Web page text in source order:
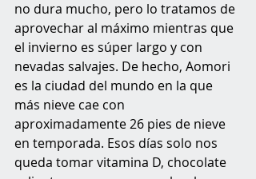
no dura mucho, pero lo tratamos de
aprovechar al máximo mientras que
el invierno es súper largo y con
nevadas salvajes. De hecho, Aomori
es la ciudad del mundo en la que
más nieve cae con
aproximadamente 26 pies de nieve
en temporada. Esos días solo nos
queda tomar vitamina D, chocolate